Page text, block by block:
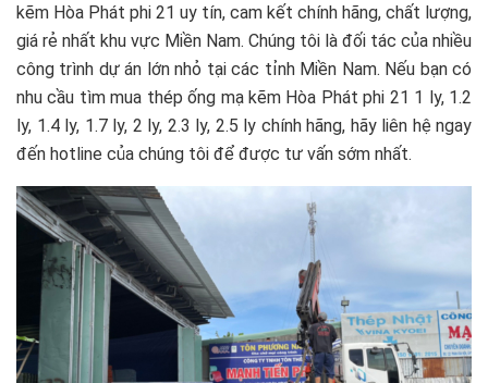
kẽm Hòa Phát phi 21 uy tín, cam kết chính hãng, chất lượng,
giá rẻ nhất khu vực Miền Nam. Chúng tôi là đối tác của nhiều
công trình dự án lớn nhỏ tại các tỉnh Miền Nam. Nếu bạn có
nhu cầu tìm mua thép ống mạ kẽm Hòa Phát phi 21 1 ly, 1.2
ly, 1.4 ly, 1.7 ly, 2 ly, 2.3 ly, 2.5 ly chính hãng, hãy liên hệ ngay
đến hotline của chúng tôi để được tư vấn sớm nhất.